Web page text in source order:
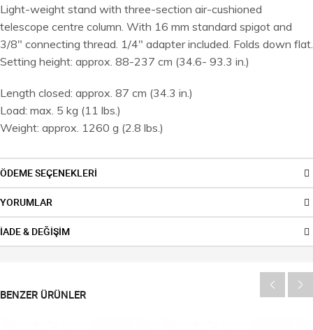
Light-weight stand with three-section air-cushioned
telescope centre column. With 16 mm standard spigot and
3/8" connecting thread. 1/4" adapter included. Folds down flat.
Setting height: approx. 88-237 cm (34.6- 93.3 in.)
Length closed: approx. 87 cm (34.3 in.)
Load: max. 5 kg (11 lbs.)
Weight: approx. 1260 g (2.8 lbs.)
ÖDEME SEÇENEKLERİ
YORUMLAR
İADE & DEĞİŞİM
BENZER ÜRÜNLER